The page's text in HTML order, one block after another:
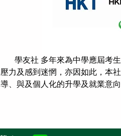
學友社 多年來為中學應屆考生
壓力及感到迷惘，亦因如此，本
導、與及個人化的升學及就業意向